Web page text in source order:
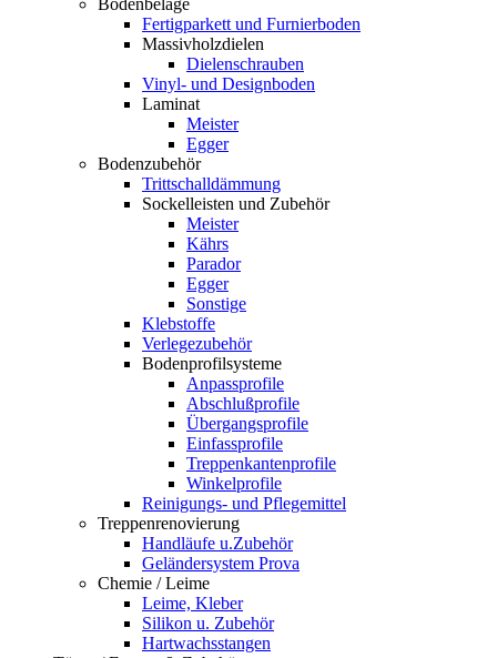
Bodenbeläge
Fertigparkett und Furnierboden
Massivholzdielen
Dielenschrauben
Vinyl- und Designboden
Laminat
Meister
Egger
Bodenzubehör
Trittschalldämmung
Sockelleisten und Zubehör
Meister
Kährs
Parador
Egger
Sonstige
Klebstoffe
Verlegezubehör
Bodenprofilsysteme
Anpassprofile
Abschlußprofile
Übergangsprofile
Einfassprofile
Treppenkantenprofile
Winkelprofile
Reinigungs- und Pflegemittel
Treppenrenovierung
Handläufe u.Zubehör
Geländersystem Prova
Chemie / Leime
Leime, Kleber
Silikon u. Zubehör
Hartwachsstangen